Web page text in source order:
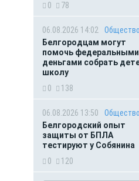
0
78
06.08.2026 14:02
Общество
Белгородцам могут
помочь федеральными
деньгами собрать
школу
0
138
06.08.2026 13:50
Общество
Белгородский опыт
защиты от БПЛА
тестируют у Собянина
0
120